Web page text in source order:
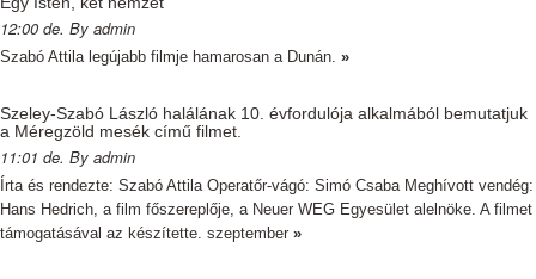
12:00 de. By admin
Szabó Attila legújabb filmje hamarosan a Dunán. »
Szeley-Szabó László halálának 10. évfordulója alkalmából bemutatjuk
a Méregzöld mesék című filmet.
11:01 de. By admin
Írta és rendezte: Szabó Attila Operatőr-vágó: Simó Csaba Meghívott vendég:
Hans Hedrich, a film főszereplője, a Neuer WEG Egyesület alelnöke. A filmet
támogatásával az készítette. szeptember »